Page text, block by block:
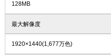
128MB
最大解像度
1920×1440(1,677万色)